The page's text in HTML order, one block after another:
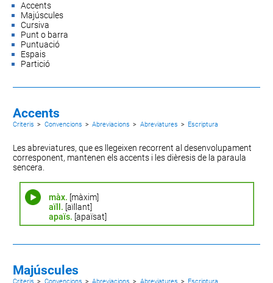
Accents
Majúscules
Cursiva
Punt o barra
Puntuació
Espais
Partició
Accents
Criteris > Convencions > Abreviacions > Abreviatures > Escriptura
Les abreviatures, que es llegeixen recorrent al desenvolupament
corresponent, mantenen els accents i les dièresis de la paraula
sencera.
màx. [màxim]
aïll. [aïllant]
apaïs. [apaïsat]
Majúscules